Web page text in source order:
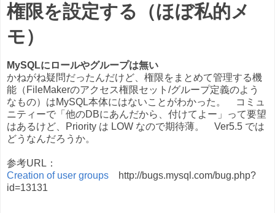
権限を設定する（ほぼ私的メ
モ）
MySQLにロールやグループは無い
かねがね疑問だったんだけど、権限をまとめて管理する機
能（FileMakerのアクセス権限セット/グループ定義のよう
なもの）はMySQL本体にはないことがわかった。 コミュ
ニティーで「他のDBにあんだから、付けてよー」って要望
はあるけど、Priority は LOW なので期待薄。 Ver5.5 では
どうなんだろうか。
参考URL：
Creation of user groups http://bugs.mysql.com/bug.php?
id=13131